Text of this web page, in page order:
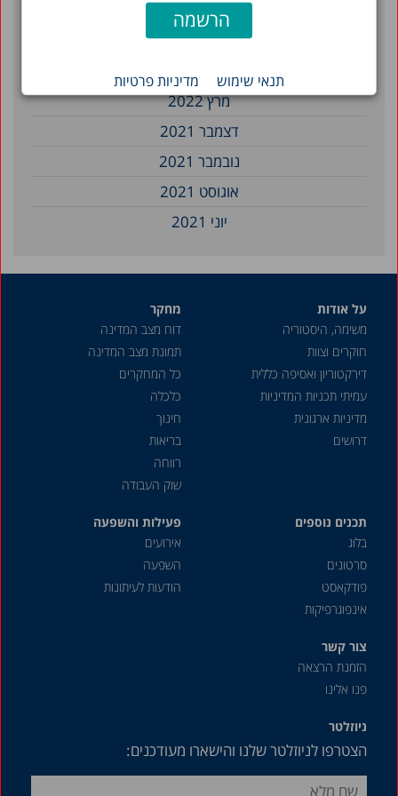
תנאי שימוש מדיניות פרטיות
מרץ 2023
פברואר 2023
מרץ 2022
דצמבר 2021
נובמבר 2021
אוגוסט 2021
יוני 2021
על אודות
משימה, היסטוריה
חוקרים וצוות
דירקטוריון ואסיפה כללית
עמיתי תכניות המדיניות
מדיניות ארגונית
דרושים
מחקר
דוח מצב המדינה
תמונת מצב המדינה
כל המחקרים
כלכלה
חינוך
בריאות
רווחה
שוק העבודה
תכנים נוספים
בלוג
סרטונים
פודקאסט
אינפוגרפיקות
פעילות והשפעה
אירועים
השפעה
הודעות לעיתונות
צור קשר
הזמנת הרצאה
פנו אלינו
ניוזלטר
הצטרפו לניוזלטר שלנו והישארו מעודכנים: